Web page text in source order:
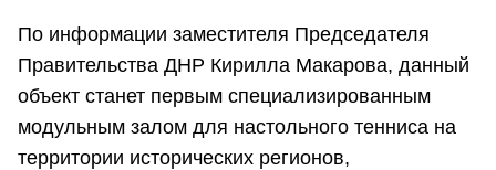
По информации заместителя Председателя
Правительства ДНР Кирилла Макарова, данный
объект станет первым специализированным
модульным залом для настольного тенниса на
территории исторических регионов,